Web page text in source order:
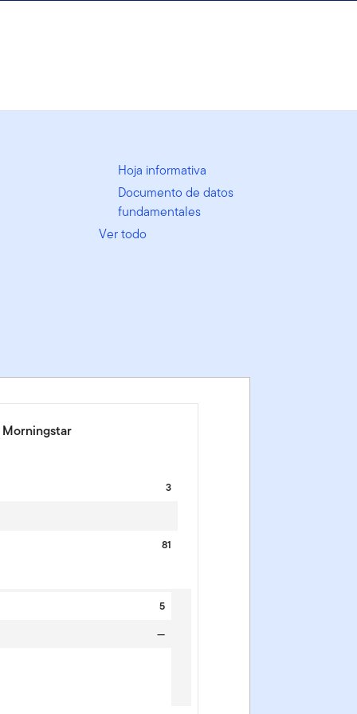
Hoja informativa
Documento de datos
fundamentales
Ver todo
3
81
5
—